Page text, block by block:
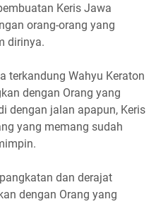
Keris Jawa
orang-orang yang
dirinya.
terkandung Wahyu Keraton
dengan Orang yang
dengan jalan apapun, Keris
yang memang sudah
dan derajat
dengan Orang yang